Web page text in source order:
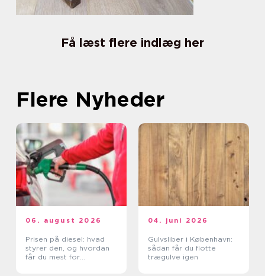
Få læst flere indlæg her
Flere Nyheder
06. august 2026
Prisen på diesel: hvad
styrer den, og hvordan
får du mest for
04. juni 2026
Gulvsliber i København:
sådan får du flotte
trægulve igen